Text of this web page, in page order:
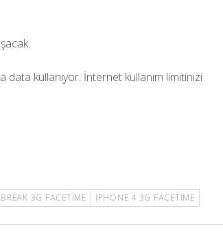
kullanıyor. İnternet kullanım limitinizi
3G FACETIME IPHONE 4 3G FACETIME